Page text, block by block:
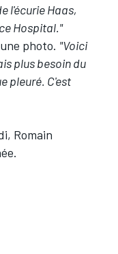
l'écurie Haas,
Hospital."
photo. "Voici
plus besoin du
pleuré. C'est
Romain